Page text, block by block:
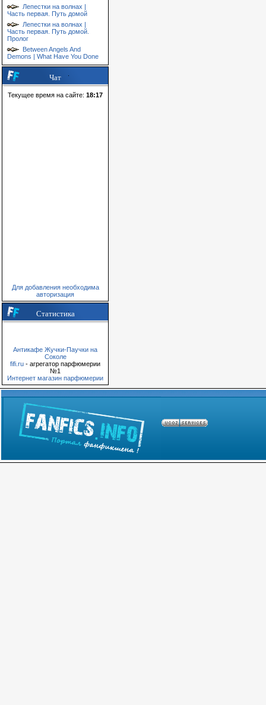
Лепестки на волнах |
Часть первая. Путь домой
Лепестки на волнах |
Часть первая. Путь домой.
Пролог
Between Angels And
Demons | What Have You Done
Чат
Текущее время на сайте: 18:17
Для добавления необходима
авторизация
Статистика
Антикафе Жучки-Паучки на
Соколе
fifi.ru - агрегатор парфюмерии
№1
Интернет магазин парфюмерии